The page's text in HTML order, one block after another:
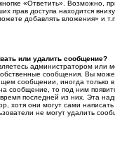
«Ответить». Возможно,
прав доступа находится
добавлять вложения» и
или удалить сообщение?
администратором или
сообщения. Вы
сообщении, иногда только
сообщение, то под ним
последней из них. Эта
хотя они могут сами
не могут удалить